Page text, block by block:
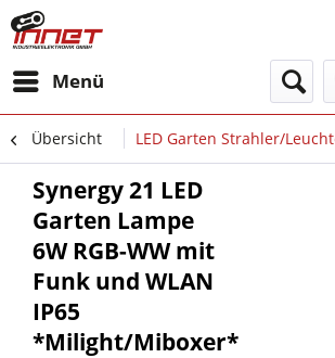
Menü
Übersicht LED Garten Strahler/
Synergy 21 LED
Garten Lampe
6W RGB-WW mit
Funk und WLAN
IP65
*Milight/Miboxer*